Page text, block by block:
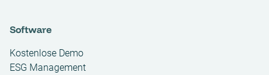
Software
Kostenlose Demo
ESG Management